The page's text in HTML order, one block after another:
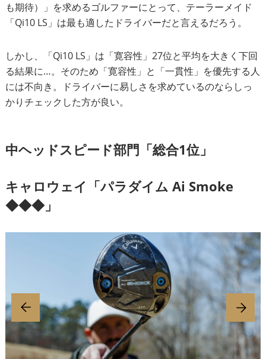
も期待）」を求めるゴルファーにとって、テーラーメイド
「Qi10 LS」は最も適したドライバーだと言えるだろう。
しかし、「Qi10 LS」は「寛容性」27位と平均を大きく下回
る結果に…。そのため「寛容性」と「一貫性」を優先する人
には不向き。ドライバーに易しさを求めているのならしっ
かりチェックした方が良い。
中ヘッドスピード部門「総合1位」
キャロウェイ「パラダイム Ai Smoke
◆◆◆」